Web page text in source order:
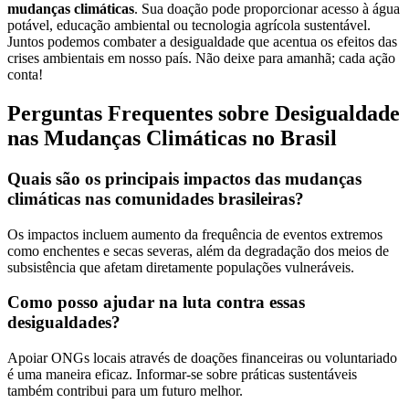
mudanças climáticas. Sua doação pode proporcionar acesso à água
potável, educação ambiental ou tecnologia agrícola sustentável.
Juntos podemos combater a desigualdade que acentua os efeitos das
crises ambientais em nosso país. Não deixe para amanhã; cada ação
conta!
Perguntas Frequentes sobre Desigualdade
nas Mudanças Climáticas no Brasil
Quais são os principais impactos das mudanças
climáticas nas comunidades brasileiras?
Os impactos incluem aumento da frequência de eventos extremos
como enchentes e secas severas, além da degradação dos meios de
subsistência que afetam diretamente populações vulneráveis.
Como posso ajudar na luta contra essas
desigualdades?
Apoiar ONGs locais através de doações financeiras ou voluntariado
é uma maneira eficaz. Informar-se sobre práticas sustentáveis
também contribui para um futuro melhor.